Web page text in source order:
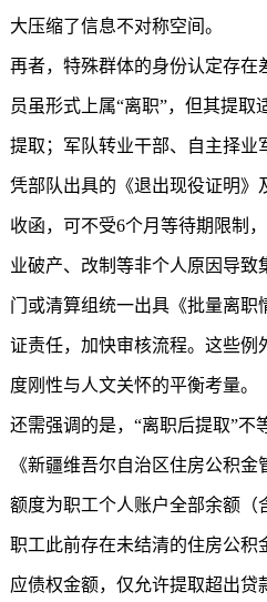
大压缩了信息不对称空间。
再者，特殊群体的身份认定存在
员虽形式上属“离职”，但其提取
提取；军队转业干部、自主择业
凭部队出具的《退出现役证明》
收函，可不受6个月等待期限制
业破产、改制等非个人原因导致
门或清算组统一出具《批量离职
证责任，加快审核流程。这些例
度刚性与人文关怀的平衡考量。
还需强调的是，“离职后提取”不
《新疆维吾尔自治区住房公积
额度为职工个人账户全部余额（
职工此前存在未结清的住房公积
应债权金额，仅允许提取超出贷